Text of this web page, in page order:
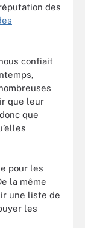
des
confiait
que leur
que
pour les
la même
une liste de
les